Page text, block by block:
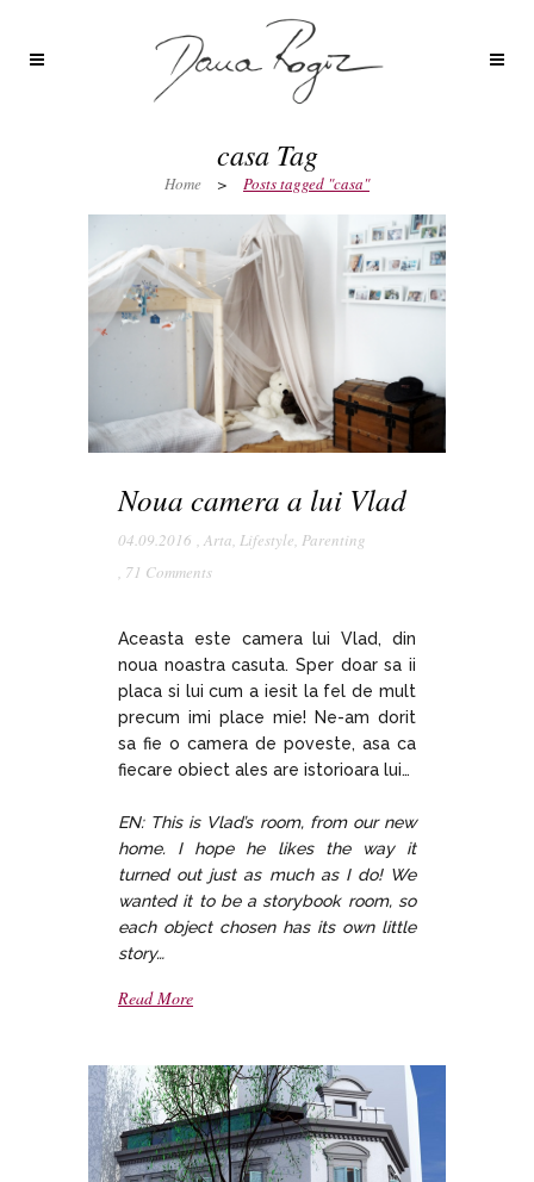
casa Tag
Home > Posts tagged "casa"
Noua camera a lui Vlad
04.09.2016 , Arta, Lifestyle, Parenting
, 71 Comments
Aceasta este camera lui Vlad, din
noua noastra casuta. Sper doar sa ii
placa si lui cum a iesit la fel de mult
precum imi place mie! Ne-am dorit
sa fie o camera de poveste, asa ca
fiecare obiect ales are istorioara lui…
EN: This is Vlad’s room, from our new
home. I hope he likes the way it
turned out just as much as I do! We
wanted it to be a storybook room, so
each object chosen has its own little
story…
Read More